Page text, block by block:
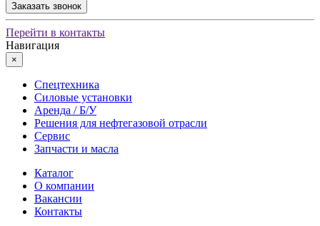
Заказать звонок
Перейти в контакты
Навигация
×
Спецтехника
Силовые установки
Аренда / Б/У
Решения для нефтегазовой отрасли
Сервис
Запчасти и масла
Каталог
О компании
Вакансии
Контакты